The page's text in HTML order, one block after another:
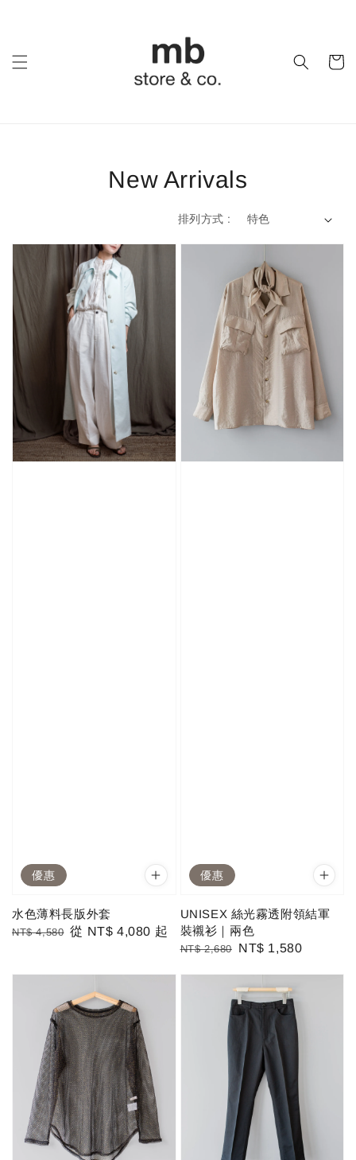
New Arrivals
排列方式 :
優惠
水色薄料長版外套
Regular
NT$ 4,580 Sale
從 NT$ 4,080 起
優惠
UNISEX 絲光霧透附領結軍
裝襯衫｜兩色
Regular
NT$ 2,680
Sale
NT$ 1,580